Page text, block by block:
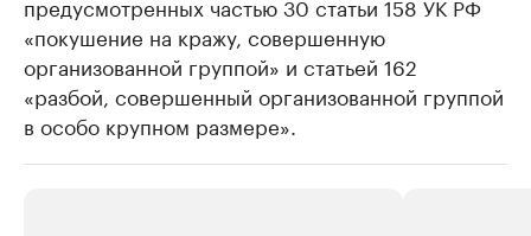
«покушение на кражу, совершенную
организованной группой» и статьей 162
«разбой, совершенный организованной группой
в особо крупном размере».